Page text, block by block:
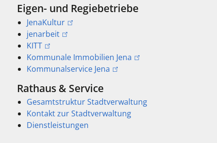
Eigen- und Regiebetriebe
JenaKultur
jenarbeit
KITT
Kommunale Immobilien Jena
Kommunalservice Jena
Rathaus & Service
Gesamtstruktur Stadtverwaltung
Kontakt zur Stadtverwaltung
Dienstleistungen